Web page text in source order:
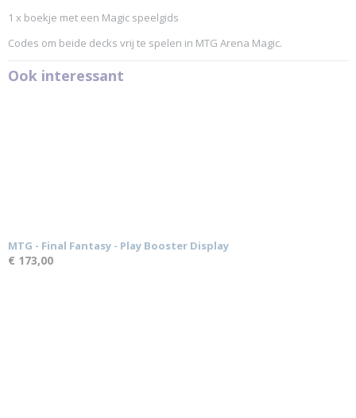
1 x boekje met een Magic speelgids
Codes om beide decks vrij te spelen in MTG Arena Magic.
Ook interessant
MTG - Final Fantasy - Play Booster Display
€ 173,00